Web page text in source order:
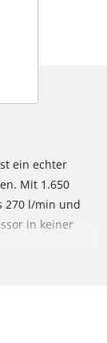
ein echter
Mit 1.650
270 l/min und
in keiner